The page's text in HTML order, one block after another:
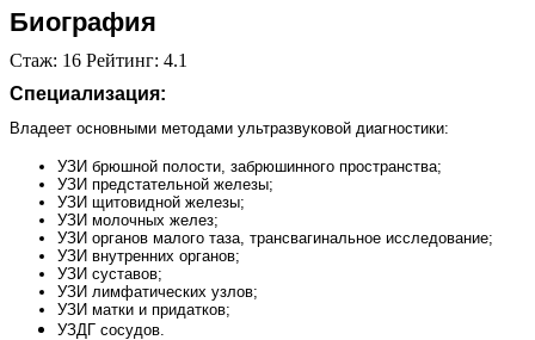
Биография
Стаж: 16 Рейтинг: 4.1
Специализация:
Владеет основными методами ультразвуковой диагностики:
УЗИ брюшной полости, забрюшинного пространства;
УЗИ предстательной железы;
УЗИ щитовидной железы;
УЗИ молочных желез;
УЗИ органов малого таза, трансвагинальное исследование;
УЗИ внутренних органов;
УЗИ суставов;
УЗИ лимфатических узлов;
УЗИ матки и придатков;
УЗДГ сосудов.